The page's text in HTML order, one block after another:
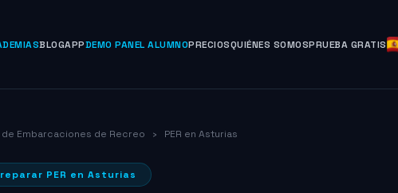
BLOGAPPDEMO PANEL ALUMNOPRECIOSQUIÉNES SOMOSPRUEBA GRATIS
de Embarcaciones de Recreo › PER en Asturias
PER en Asturias